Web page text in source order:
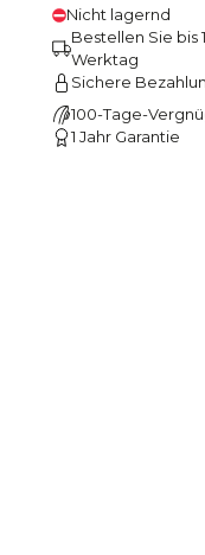
Nicht lagernd
Bestellen Sie bis
Werktag
Sichere
100-Tage-
1 Jahr Garantie